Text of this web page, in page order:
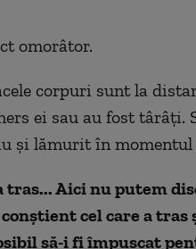
omorâtor.
corpuri sunt la
ei sau au fost târâți.
și lămurit în momentul
Aici nu putem
cel care a tras
să-i fi împușcat